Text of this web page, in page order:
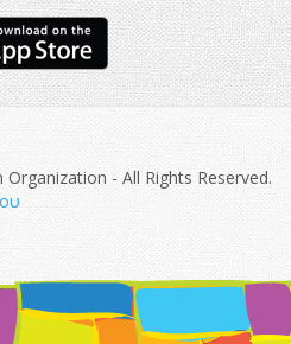
- All Rights Reserved.